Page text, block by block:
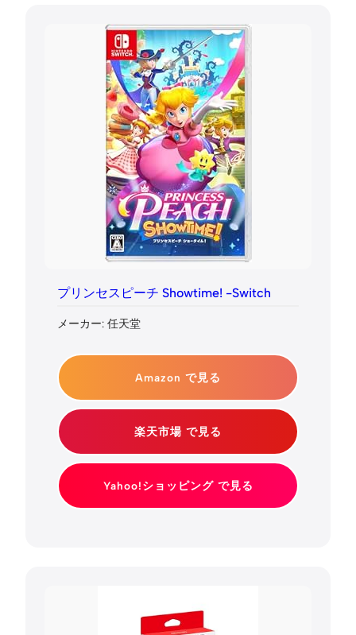
プリンセスピーチ Showtime! -Switch
メーカー: 任天堂
Amazon で見る
楽天市場 で見る
Yahoo!ショッピング で見る